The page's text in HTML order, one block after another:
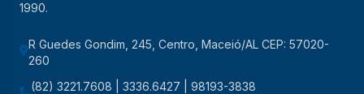
1990.
R Guedes Gondim, 245, Centro, Maceió/AL CEP: 57020-
260
(82) 3221.7608 | 3336.6427 | 98193-3838